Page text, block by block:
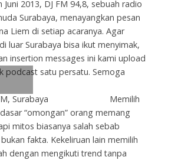
Juni 2013, DJ FM 94,8, sebuah radio
Surabaya, menayangkan pesan
Liem di setiap acaranya. Agar
luar Surabaya bisa ikut menyimak,
insertion messages ini kami upload
podcast satu persatu. Semoga
Memilih
“omongan” orang memang
mitos biasanya salah sebab
fakta. Kekeliruan lain memilih
dengan mengikuti trend tanpa